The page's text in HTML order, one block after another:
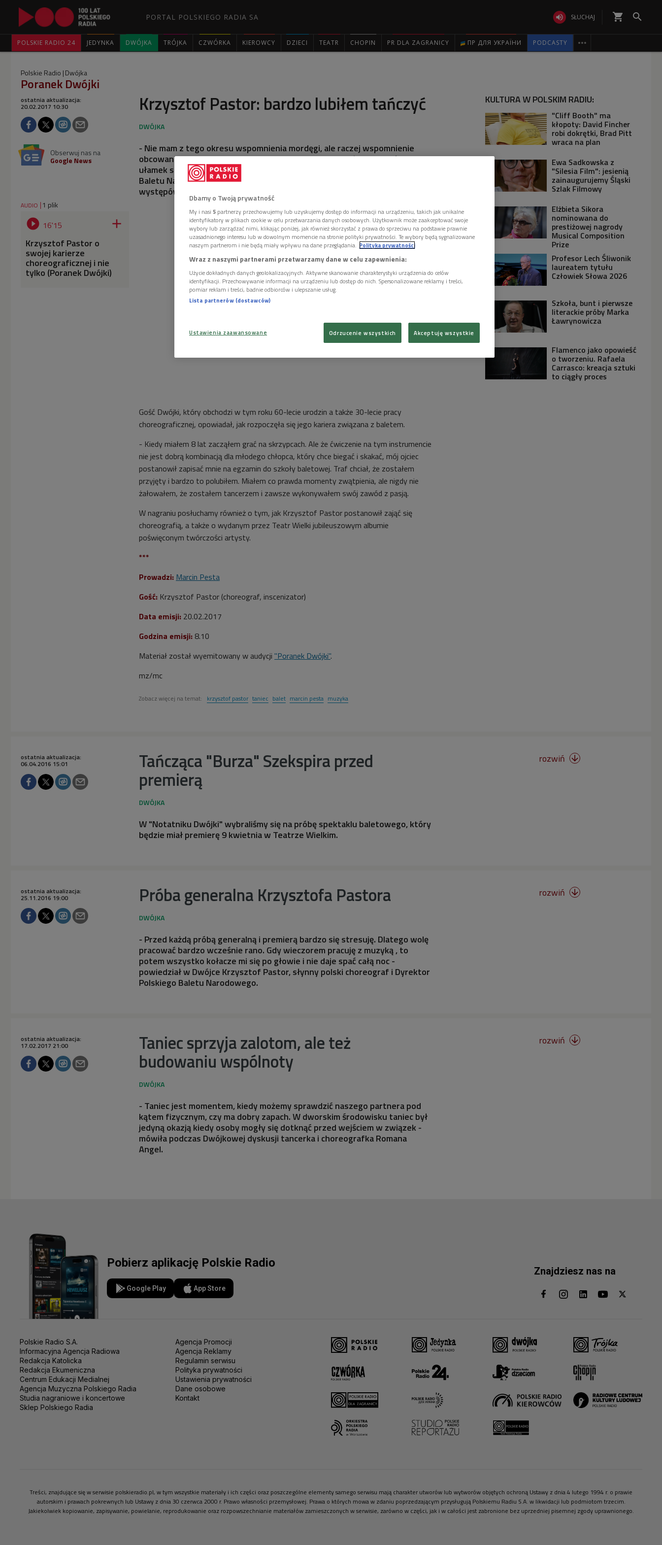
PORTAL POLSKIEGO RADIA SA  SŁUCHAJ shopping_cart 
POLSKIE RADIO 24 JEDYNKA DWÓJKA TRÓJKA CZWÓRKA KIEROWCY DZIECI TEATR CHOPIN PR DLA ZAGRANICY ПР ДЛЯ УКРАЇНИ PODCASTY 
Polskie Radio Dwójka
Poranek Dwójki
Krzysztof Pastor: bardzo lubiłem tańczyć
ostatnia aktualizacja:
20.02.2017 10:30
Obserwuj nas na
Google News
- Nie mam z tego okresu wspomnienia mordęgi, ale raczej wspomnienie
obcowania z muzyką, widzami i innymi artystami. Najważniejszy był ten
ułamek sekundy zrozumienia między nami – powiedział Dyrektor Polskiego
Baletu Narodowego i słynny choreograf, który swą karierę rozpoczynał od
występów na scenie baletowej.
AUDIO 1 plik
 16'15 
Krzysztof Pastor o
swojej karierze
choreograficznej i nie
tylko (Poranek Dwójki)
Gość Dwójki, który obchodzi w tym roku 60-lecie urodzin a także 30-lecie pracy
choreograficznej, opowiadał, jak rozpoczęła się jego kariera związana z baletem.
- Kiedy miałem 8 lat zacząłem grać na skrzypcach. Ale że ćwiczenie na tym instrumencie
nie jest dobrą kombinacją dla młodego chłopca, który chce biegać i skakać, mój ojciec
postanowił zapisać mnie na egzamin do szkoły baletowej. Traf chciał, że zostałem
przyjęty i bardzo to polubiłem. Miałem co prawda momenty zwątpienia, ale nigdy nie
żałowałem, że zostałem tancerzem i zawsze wykonywałem swój zawód z pasją.
W nagraniu posłuchamy również o tym, jak Krzysztof Pastor postanowił zająć się
choreografią, a także o wydanym przez Teatr Wielki jubileuszowym albumie
poświęconym twórczości artysty.
***
Prowadzi: Marcin Pesta
Gość: Krzysztof Pastor (choreograf, inscenizator)
Data emisji: 20.02.2017
Godzina emisji: 8.10
Materiał został wyemitowany w audycji "Poranek Dwójki".
mz/mc
Zobacz więcej na temat: krzysztof pastor taniec balet marcin pesta muzyka
KULTURA W POLSKIM RADIU:
"Cliff Booth" ma
kłopoty: David Fincher
robi dokrętki, Brad Pitt
wraca na plan
Ewa Sadkowska z
"Silesia Film": jesienią
zainaugurujemy Śląski
Szlak Filmowy
Elżbieta Sikora
nominowana do
prestiżowej nagrody
Musical Composition
Prize
Profesor Lech Śliwonik
laureatem tytułu
Człowiek Słowa 2026
Szkoła, bunt i pierwsze
literackie próby Marka
Ławrynowicza
Flamenco jako opowieść
o tworzeniu. Rafaela
Carrasco: kreacja sztuki
to ciągły proces
Tańcząca "Burza" Szekspira przed
premierą
ostatnia aktualizacja:
06.04.2016 15:01
W "Notatniku Dwójki" wybraliśmy się na próbę spektaklu baletowego, który
będzie miał premierę 9 kwietnia w Teatrze Wielkim.
rozwiń 
Próba generalna Krzysztofa Pastora
ostatnia aktualizacja:
25.11.2016 19:00
- Przed każdą próbą generalną i premierą bardzo się stresuję. Dlatego wolę
pracować bardzo wcześnie rano. Gdy wieczorem pracuję z muzyką , to
potem wszystko kołacze mi się po głowie i nie daje spać całą noc -
powiedział w Dwójce Krzysztof Pastor, słynny polski choreograf i Dyrektor
Polskiego Baletu Narodowego.
rozwiń 
Taniec sprzyja zalotom, ale też
budowaniu wspólnoty
ostatnia aktualizacja:
17.02.2017 21:00
- Taniec jest momentem, kiedy możemy sprawdzić naszego partnera pod
kątem fizycznym, czy ma dobry zapach. W dworskim środowisku taniec był
jedyną okazją kiedy osoby mogły się dotknąć przed wejściem w związek -
mówiła podczas Dwójkowej dyskusji tancerka i choreografka Romana
Angel.
rozwiń 
Pobierz aplikację Polskie Radio
Google Play App Store
Znajdziesz nas na
Polskie Radio S.A.
Informacyjna Agencja Radiowa
Redakcja Katolicka
Redakcja Ekumeniczna
Centrum Edukacji Medialnej
Agencja Muzyczna Polskiego Radia
Studia nagraniowe i koncertowe
Sklep Polskiego Radia
Agencja Promocji
Agencja Reklamy
Regulamin serwisu
Polityka prywatności
Ustawienia prywatności
Dane osobowe
Kontakt
Treści, znajdujące się w serwisie polskieradio.pl, w tym wszystkie materiały i ich części oraz poszczególne elementy samego serwisu mają charakter utworów lub wytworów objętych ochroną Ustawy z dnia 4 lutego 1994 r. o prawie
autorskim i prawach pokrewnych lub Ustawy z dnia 30 czerwca 2000 r. Prawo własności przemysłowej. Prawa o których mowa w zdaniu poprzedzającym przysługują Polskiemu Radiu S.A. w likwidacji lub podmiotom trzecim.
Jakiekolwiek kopiowanie, zapisywanie, powielanie, reprodukowanie oraz rozpowszechnianie materiałów zamieszczonych w serwisie, zarówno w części, jak i w całości jest zabronione bez uprzedniej pisemnej zgody uprawnionego.
Dbamy o Twoją prywatność
My i nasi 5 partnerzy przechowujemy lub uzyskujemy dostęp do informacji na urządzeniu, takich jak unikalne
identyfikatory w plikach cookie w celu przetwarzania danych osobowych. Użytkownik może zaakceptować swoje
wybory lub zarządzać nimi, klikając poniżej, jak również skorzystać z prawa do sprzeciwu na podstawie prawnie
uzasadnionego interesu lub w dowolnym momencie na stronie polityki prywatności. Te wybory będą sygnalizowane
naszym partnerom i nie będą miały wpływu na dane przeglądania. Polityka prywatności
Wraz z naszymi partnerami przetwarzamy dane w celu zapewnienia:
Użycie dokładnych danych geolokalizacyjnych. Aktywne skanowanie charakterystyki urządzenia do celów
identyfikacji. Przechowywanie informacji na urządzeniu lub dostęp do nich. Spersonalizowane reklamy i treści,
pomiar reklam i treści, badnie odbiorców i ulepszanie usług.
Lista partnerów (dostawców)
Ustawienia zaawansowane Odrzucenie wszystkich Akceptuję wszystkie